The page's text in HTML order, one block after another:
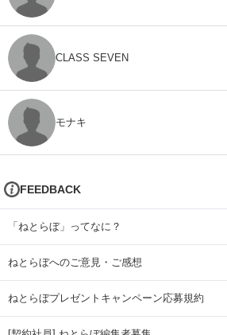
CLASS SEVEN
モナキ
FEEDBACK
「ねとらぼ」ってなに？
ねとらぼへのご意見・ご感想
ねとらぼプレゼントキャンペーン応募規約